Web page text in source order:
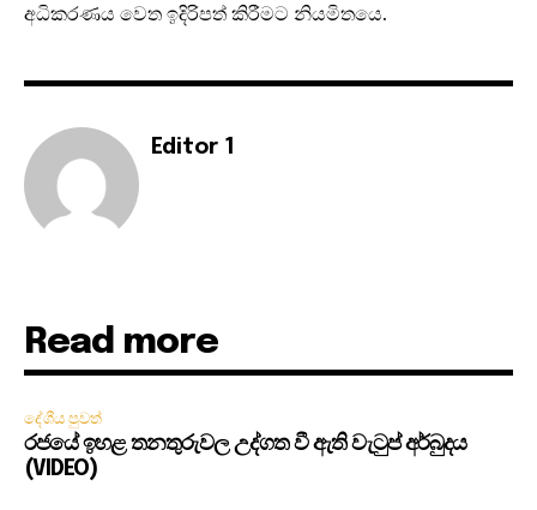
අධිකරණය වෙත ඉදිරිපත් කිරීමට නියමිතයෙ.
Editor 1
Read more
දේශීය පුවත්
රජයේ ඉහළ තනතුරුවල උද්ගත වී ඇති වැටුප් අර්බුදය
(VIDEO)